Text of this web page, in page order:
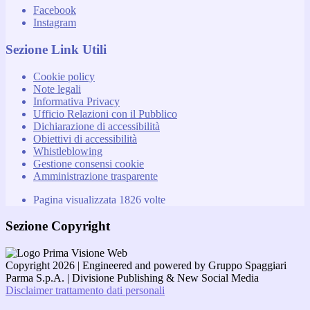
Facebook
Instagram
Sezione Link Utili
Cookie policy
Note legali
Informativa Privacy
Ufficio Relazioni con il Pubblico
Dichiarazione di accessibilità
Obiettivi di accessibilità
Whistleblowing
Gestione consensi cookie
Amministrazione trasparente
Pagina visualizzata 1826 volte
Sezione Copyright
Copyright 2026 | Engineered and powered by Gruppo Spaggiari
Parma S.p.A. | Divisione Publishing & New Social Media
Disclaimer trattamento dati personali